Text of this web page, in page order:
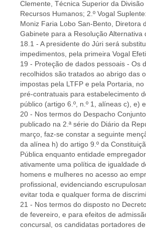
Clemente, Técnica Superior da
Recursos Humanos; 2.º Vogal
Moniz Faria Lobo San-Bento, Diretora
Gabinete para a Resolução Alternativa
18.1 - A presidente do Júri será
impedimentos, pela primeira Vogal
19 - Proteção de dados pessoais - Os
recolhidos são tratados ao abrigo das
impostas pela LTFP e pela Portaria,
pré-contratuais para estabelecimento
público (artigo 6.º, n.º 1, alíneas c), e)
20 - Nos termos do Despacho
publicado na 2.ª série do Diário da
março, faz-se constar a seguinte
da alínea h) do artigo 9.º da
Pública enquanto entidade
ativamente uma política de igualdade
homens e mulheres no acesso ao
profissional, evidenciando
evitar toda e qualquer forma de
21 - Nos termos do disposto no
de fevereiro, e para efeitos de
concursal, os candidatas portadores